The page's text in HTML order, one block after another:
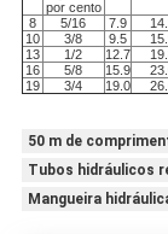
por cento
8 5/16 7.9
10
3/8 9.5
13
1/2 12.7
16
5/8 15.9
19
3/4 19.0
50 m de
Tubos hidráulicos
Mangueira